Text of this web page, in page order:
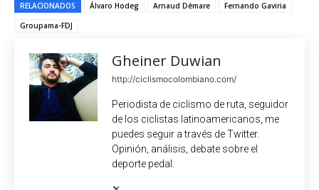
RELACIONADOS Álvaro Hodeg Arnaud Démare
Fernando Gaviria
Groupama-FDJ
Gheiner Duwian
http://ciclismocolombiano.com/
Periodista de ciclismo de ruta, seguidor
de los ciclistas latinoamericanos, me
puedes seguir a través de Twitter.
Opinión, análisis, debate sobre el
deporte pedal.